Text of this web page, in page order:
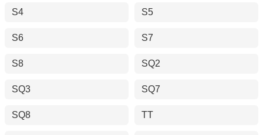
S4 S5
S6 S7
S8 SQ2
SQ3 SQ7
SQ8 TT